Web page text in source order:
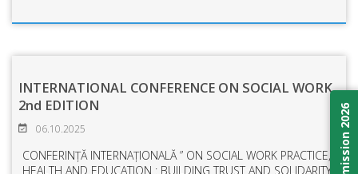
INTERNATIONAL CONFERENCE ON SOCIAL WORK
2nd EDITION
06.10.2025
CONFERINȚĂ INTERNAȚIONALĂ ” ON SOCIAL WORK PRACTICE,
HEALTH AND EDUCATION : BUILDING TRUST AND SOLIDARITY
Admission 2026